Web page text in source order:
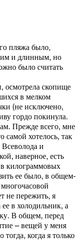
пляжа было,
и длинным, но
было считать
осмотрела скопище
в мелком
(не исключено,
гордо покинула.
Прежде всего, мне
хотелось, так
и
наверное, есть
в килограммовых
ее было, в общем-
не пережить, я
в холодильник, а
В общем, перед
– вещей у меня
когда я только